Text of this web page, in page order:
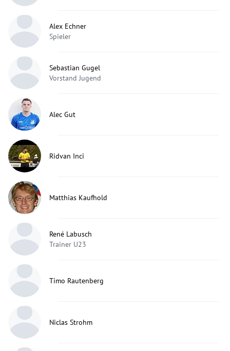
Alex Echner
Spieler
Sebastian Gugel
Vorstand Jugend
Alec Gut
Ridvan Inci
Matthias Kaufhold
René Labusch
Trainer U23
Timo Rautenberg
Niclas Strohm